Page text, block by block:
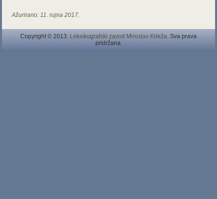
Ažurirano: 11. rujna 2017.
Copyright © 2013. Leksikografski zavod Miroslav Krleža. Sva prava
pridržana.